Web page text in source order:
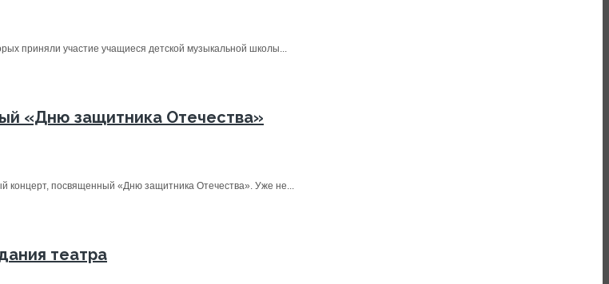
приняли участие учащиеся детской музыкальной школы...
«Дню защитника Отечества»
посвященный «Дню защитника Отечества». Уже не...
театра